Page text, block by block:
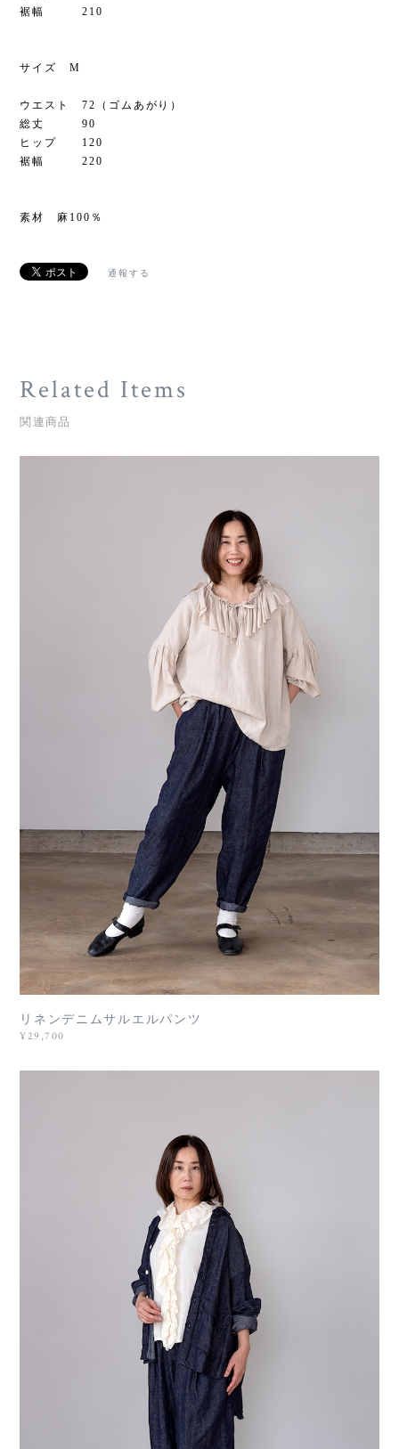
裾幅 210
サイズ M
ウエスト 72（ゴムあがり）
総丈 90
ヒップ 120
裾幅 220
素材 麻100％
通報する
Related Items
関連商品
リネンデニムサルエルパンツ
¥29,700